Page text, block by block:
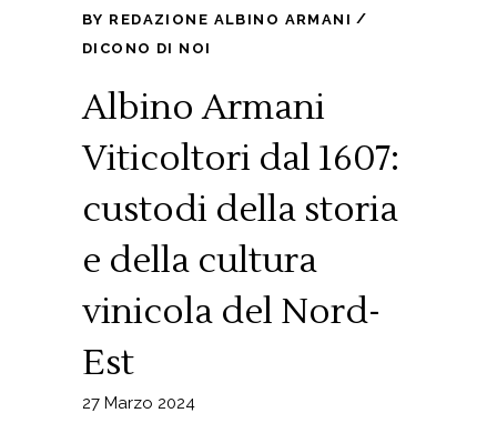
BY REDAZIONE ALBINO ARMANI
DICONO DI NOI
Albino Armani
Viticoltori dal 1607:
custodi della storia
e della cultura
vinicola del Nord-
Est
27 Marzo 2024